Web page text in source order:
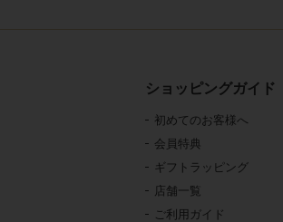
ショッピングガイド
初めてのお客様へ
会員特典
ギフトラッピング
店舗一覧
ご利用ガイド